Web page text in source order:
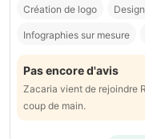
Création de logo
Infographies sur mesure
Pas encore d'avis
Zacaria vient de rejoindre
coup de main.